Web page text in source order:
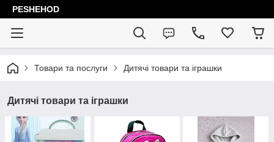
PESHEHOD
Товари та послуги Дитячі товари та іграшки
Дитячі товари та іграшки